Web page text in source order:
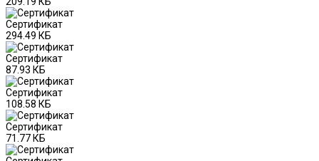
Сертификат
294.49 КБ
Сертификат
87.93 КБ
Сертификат
108.58 КБ
Сертификат
71.77 КБ